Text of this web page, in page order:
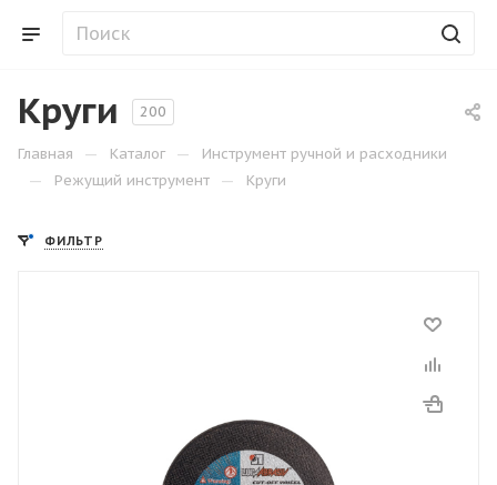
Круги 200
Главная — Каталог — Инструмент ручной и расходники
— Режущий инструмент — Круги
ФИЛЬТР